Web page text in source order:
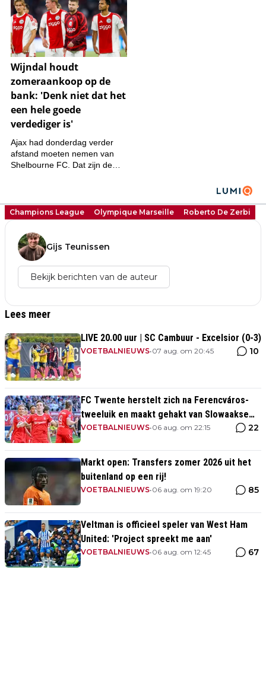
Champions League Olympique Marseille Roberto De Zerbi
Gijs Teunissen
Bekijk berichten van de auteur
Lees meer
LIVE 20.00 uur | SC Cambuur - Excelsior (0-3)
VOETBALNIEUWS•07 aug. om 20:45 10
FC Twente herstelt zich na Ferencváros-
tweeluik en maakt gehakt van Slowaakse
opponent
VOETBALNIEUWS•06 aug. om 22:15 22
Markt open: Transfers zomer 2026 uit het
buitenland op een rij!
VOETBALNIEUWS•06 aug. om 19:20 85
Veltman is officieel speler van West Ham
United: 'Project spreekt me aan'
VOETBALNIEUWS•06 aug. om 12:45 67